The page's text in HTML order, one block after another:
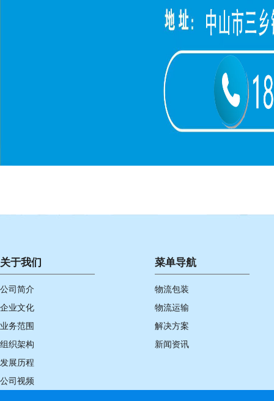
关于我们
公司简介
企业文化
业务范围
组织架构
发展历程
公司视频
菜单导航
物流包装
物流运输
解决方案
新闻资讯